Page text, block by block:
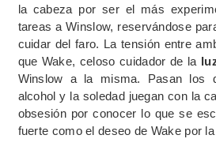
la cabeza por ser el más
tareas a Winslow, reservándose
cuidar del faro. La tensión entre
que Wake, celoso cuidador de la
Winslow a la misma. Pasan los
alcohol y la soledad juegan con la
obsesión por conocer lo que se
fuerte como el deseo de Wake por